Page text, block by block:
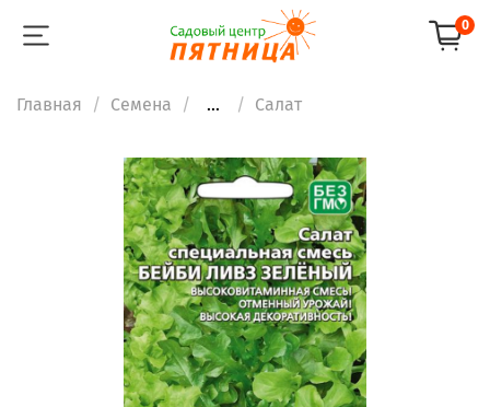
0
Главная Семена ... Салат